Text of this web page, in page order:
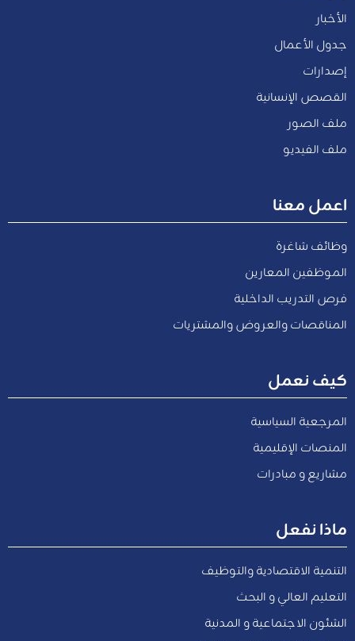
الأخبار
جدول الأعمال
إصدارات
القصص الإنسانية
ملف الصور
ملف الفيديو
اعمل معنا
وظائف شاغرة
الموظفين المعارين
فرص التدريب الداخلية
المناقصات والعروض والمشتريات
كيف نعمل
المرجعية السياسية
المنصات الإقليمية
مشاريع و مبادرات
ماذا نفعل
التنمية الاقتصادية والتوظيف
التعليم العالي و البحث
الشئون الاجتماعية و المدنية